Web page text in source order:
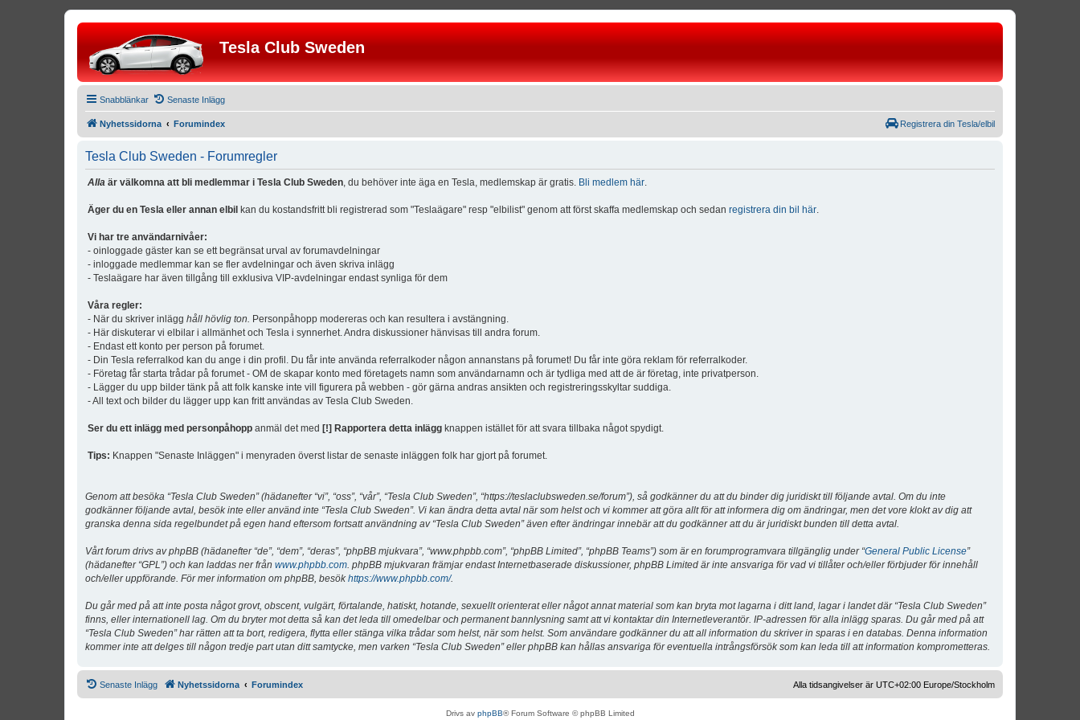
Tesla Club Sweden
Snabblänkar Senaste Inlägg
Nyhetssidorna Forumindex Registrera din Tesla/elbil
Tesla Club Sweden - Forumregler
Alla är välkomna att bli medlemmar i Tesla Club Sweden, du behöver inte äga en Tesla, medlemskap är gratis. Bli medlem här.
Äger du en Tesla eller annan elbil kan du kostandsfritt bli registrerad som "Teslaägare" resp "elbilist" genom att först skaffa medlemskap och sedan registrera din bil här.
Vi har tre användarnivåer:
- oinloggade gäster kan se ett begränsat urval av forumavdelningar
- inloggade medlemmar kan se fler avdelningar och även skriva inlägg
- Teslaägare har även tillgång till exklusiva VIP-avdelningar endast synliga för dem
Våra regler:
- När du skriver inlägg håll hövlig ton. Personpåhopp modereras och kan resultera i avstängning.
- Här diskuterar vi elbilar i allmänhet och Tesla i synnerhet. Andra diskussioner hänvisas till andra forum.
- Endast ett konto per person på forumet.
- Din Tesla referralkod kan du ange i din profil. Du får inte använda referralkoder någon annanstans på forumet! Du får inte göra reklam för referralkoder.
- Företag får starta trådar på forumet - OM de skapar konto med företagets namn som användarnamn och är tydliga med att de är företag, inte privatperson.
- Lägger du upp bilder tänk på att folk kanske inte vill figurera på webben - gör gärna andras ansikten och registreringsskyltar suddiga.
- All text och bilder du lägger upp kan fritt användas av Tesla Club Sweden.
Ser du ett inlägg med personpåhopp anmäl det med [!] Rapportera detta inlägg knappen istället för att svara tillbaka något spydigt.
Tips: Knappen "Senaste Inläggen" i menyraden överst listar de senaste inläggen folk har gjort på forumet.
Genom att besöka “Tesla Club Sweden” (hädanefter “vi”, “oss”, “vår”, “Tesla Club Sweden”, “https://teslaclubsweden.se/forum”), så godkänner du att du binder dig juridiskt till följande avtal. Om du inte
godkänner följande avtal, besök inte eller använd inte “Tesla Club Sweden”. Vi kan ändra detta avtal när som helst och vi kommer att göra allt för att informera dig om ändringar, men det vore klokt av dig att
granska denna sida regelbundet på egen hand eftersom fortsatt användning av “Tesla Club Sweden” även efter ändringar innebär att du godkänner att du är juridiskt bunden till detta avtal.
Vårt forum drivs av phpBB (hädanefter “de”, “dem”, “deras”, “phpBB mjukvara”, “www.phpbb.com”, “phpBB Limited”, “phpBB Teams”) som är en forumprogramvara tillgänglig under “General Public License”
(hädanefter “GPL”) och kan laddas ner från www.phpbb.com. phpBB mjukvaran främjar endast Internetbaserade diskussioner, phpBB Limited är inte ansvariga för vad vi tillåter och/eller förbjuder för innehåll
och/eller uppförande. För mer information om phpBB, besökhttps://www.phpbb.com/.
Du går med på att inte posta något grovt, obscent, vulgärt, förtalande, hatiskt, hotande, sexuellt orienterat eller något annat material som kan bryta mot lagarna i ditt land, lagar i landet där “Tesla Club Sweden”
finns, eller internationell lag. Om du bryter mot detta så kan det leda till omedelbar och permanent bannlysning samt att vi kontaktar din Internetleverantör. IP-adressen för alla inlägg sparas. Du går med på att
“Tesla Club Sweden” har rätten att ta bort, redigera, flytta eller stänga vilka trådar som helst, när som helst. Som användare godkänner du att all information du skriver in sparas i en databas. Denna information
kommer inte att delges till någon tredje part utan ditt samtycke, men varken “Tesla Club Sweden” eller phpBB kan hållas ansvariga för eventuella intrångsförsök som kan leda till att information komprometteras.
Senaste Inlägg Nyhetssidorna Forumindex Alla tidsangivelser är UTC+02:00 Europe/Stockholm
Drivs av phpBB® Forum Software © phpBB Limited